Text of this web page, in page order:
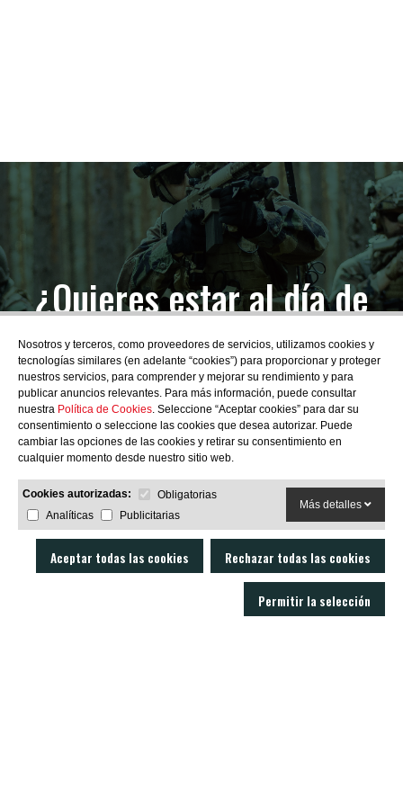
¿Quieres estar al día de
las novedades?
SUBSCRIBIRME
Nosotros y terceros, como proveedores de servicios, utilizamos cookies y
tecnologías similares (en adelante “cookies”) para proporcionar y proteger
nuestros servicios, para comprender y mejorar su rendimiento y para
publicar anuncios relevantes. Para más información, puede consultar
nuestra Política de Cookies. Seleccione “Aceptar cookies” para dar su
consentimiento o seleccione las cookies que desea autorizar. Puede
cambiar las opciones de las cookies y retirar su consentimiento en
cualquier momento desde nuestro sitio web.
Cookies autorizadas:
Obligatorias
Analíticas
Publicitarias
Más detalles
Aceptar todas las cookies Rechazar todas las cookies
Permitir la selección